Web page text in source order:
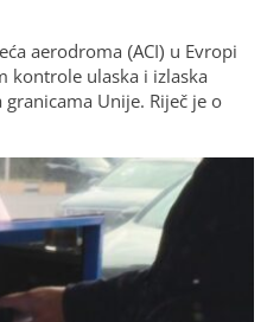
aerodroma (ACI) u Evropi
kontrole ulaska i izlaska
Unije. Riječ je o